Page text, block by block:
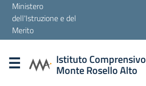
Ministero
dell'Istruzione e del
Merito
Istituto Comprensivo
Monte Rosello Alto